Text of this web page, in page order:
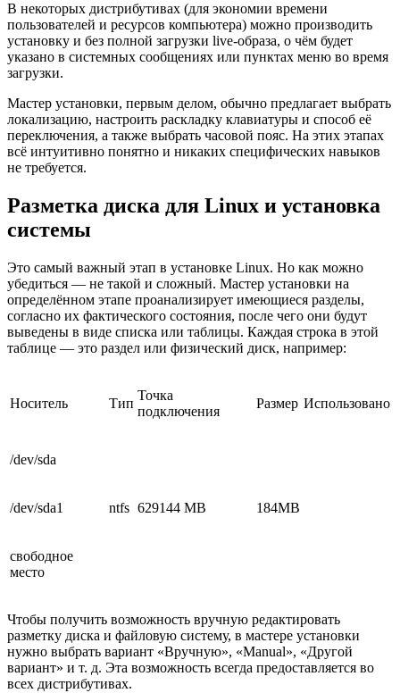
В некоторых дистрибутивах (для экономии времени
пользователей и ресурсов компьютера) можно производить
установку и без полной загрузки live-образа, о чём будет
указано в системных сообщениях или пунктах меню во время
загрузки.
Мастер установки, первым делом, обычно предлагает выбрать
локализацию, настроить раскладку клавиатуры и способ её
переключения, а также выбрать часовой пояс. На этих этапах
всё интуитивно понятно и никаких специфических навыков
не требуется.
Разметка диска для Linux и установка
системы
Это самый важный этап в установке Linux. Но как можно
убедиться — не такой и сложный. Мастер установки на
определённом этапе проанализирует имеющиеся разделы,
согласно их фактического состояния, после чего они будут
выведены в виде списка или таблицы. Каждая строка в этой
таблице — это раздел или физический диск, например:
Носитель Тип
Точка
подключения
Размер Использовано
/dev/sda
/dev/sda1 ntfs 629144 MB 184MB
свободное
место
Чтобы получить возможность вручную редактировать
разметку диска и файловую систему, в мастере установки
нужно выбрать вариант «Вручную», «Manual», «Другой
вариант» и т. д. Эта возможность всегда предоставляется во
всех дистрибутивах.